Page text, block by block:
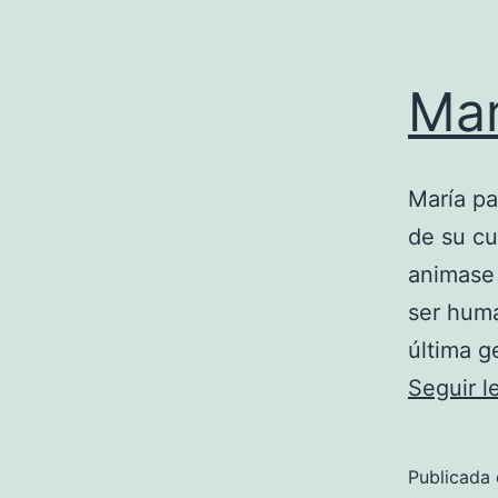
María
de su
ser
última
Seguir
Publicada